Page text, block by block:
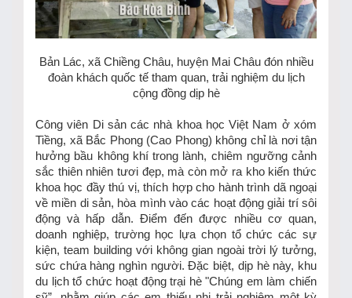
Bản Lác, xã Chiềng Châu, huyện Mai Châu đón nhiều
đoàn khách quốc tế tham quan, trải nghiệm du lịch
cộng đồng dịp hè
Công viên Di sản các nhà khoa học Việt Nam ở xóm
Tiềng, xã Bắc Phong (Cao Phong) không chỉ là nơi tận
hưởng bầu không khí trong lành, chiêm ngưỡng cảnh
sắc thiên nhiên tươi đẹp, mà còn mở ra kho kiến thức
khoa học đầy thú vị, thích hợp cho hành trình dã ngoại
về miền di sản, hòa mình vào các hoạt động giải trí sôi
động và hấp dẫn. Điểm đến được nhiều cơ quan,
doanh nghiệp, trường học lựa chọn tổ chức các sự
kiện, team building với không gian ngoài trời lý tưởng,
sức chứa hàng nghìn người. Đặc biệt, dịp hè này, khu
du lịch tổ chức hoạt động trại hè "Chúng em làm chiến